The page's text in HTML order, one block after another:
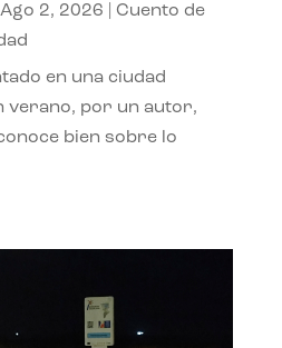
Ago 2, 2026
Cuento de
en una ciudad
verano, por un autor,
bien sobre lo